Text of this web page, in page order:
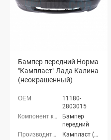
Бампер передний Норма
"Кампласт" Лада Калина
(неокрашенный)
11180-
2803015
Бампер
передний
Кампласт (г. Набережные Челны)